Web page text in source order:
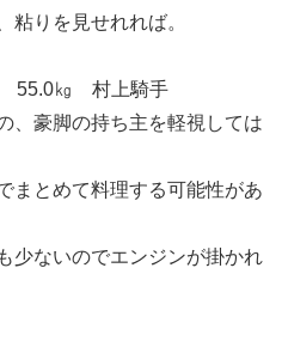
粘りを見せれれば。
55.0㎏ 村上騎手
、豪脚の持ち主を軽視しては
まとめて料理する可能性があ
少ないのでエンジンが掛かれ